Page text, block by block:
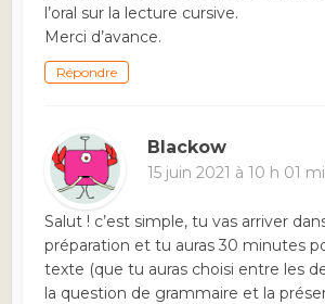
l’oral sur la lecture cursive.
Merci d’avance.
Répondre
Blackow
15 juin 2021 à 10 h 01
Salut ! c’est simple, tu vas arriver
préparation et tu auras 30 minutes
texte (que tu auras choisi entre les
la question de grammaire et la